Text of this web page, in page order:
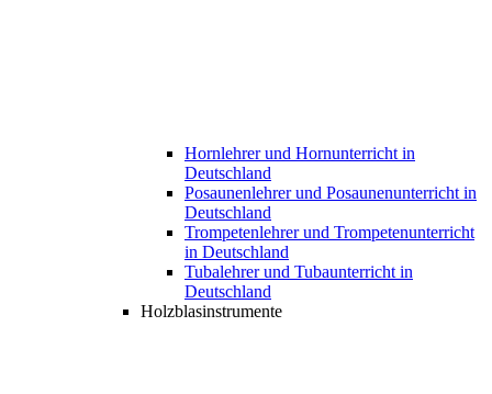
Hornlehrer und Hornunterricht in
Deutschland
Posaunenlehrer und Posaunenunterricht in
Deutschland
Trompetenlehrer und Trompetenunterricht
in Deutschland
Tubalehrer und Tubaunterricht in
Deutschland
Holzblasinstrumente